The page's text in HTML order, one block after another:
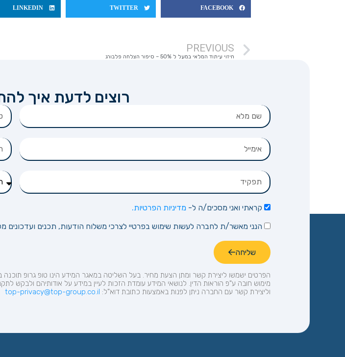
FACEBOOK
TWITTER
LINKEDIN
PREVIOUS
חיזוי עיתוד המלאי במעל ל 50% – סיפור הצלחה פלבורג
רוצים לדעת איך
קראתי ואני מסכים/ה ל- מדיניות הפרטיות.
הנני מאשר/ת לחברה לעשות שימוש בפרטיי לצרכי משלוח הודעות, תכנים ועדכונים
שליחה
הפרטים ישמשו ליצירת קשר ומתן הצעת מחיר. בעל השליטה במאגר המידע הינו טופ גרופ תוכנה
וליצירת קשר עם החברה ניתן לפנות באמצעות כתובת דוא"ל: top-privacy@top-group.co.il